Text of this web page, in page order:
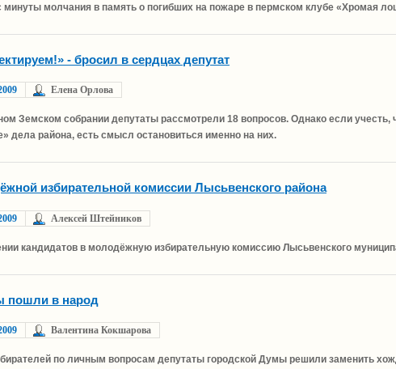
минуты молчания в память о погибших на пожаре в пермском клубе «Хромая
- бросил в сердцах депутат
Елена Орлова
Земском собрании депутаты рассмотрели 18 вопросов. Однако если
дела района, есть смысл остановиться именно на них.
избирательной комиссии Лысьвенского района
Алексей Штейников
кандидатов в молодёжную избирательную комиссию Лысьвенского
пошли в народ
Валентина Кокшарова
по личным вопросам депутаты городской Думы решили заменить